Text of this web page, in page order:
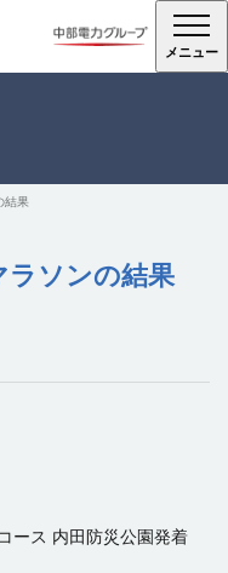
メニュー
結果
ラソンの結果
ス 内田防災公園発着